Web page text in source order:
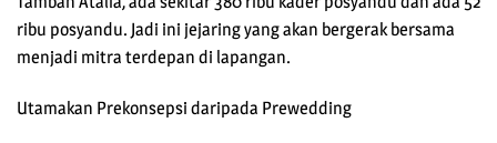
ribu posyandu. Jadi ini jejaring yang akan bergerak bersama
menjadi mitra terdepan di lapangan.
Utamakan Prekonsepsi daripada Prewedding